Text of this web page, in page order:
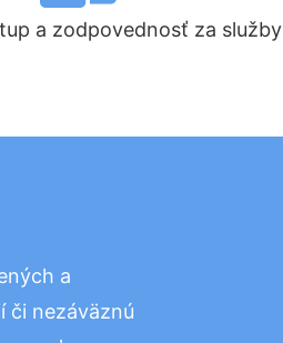
a zodpovednosť za služby
a
či nezáväznú